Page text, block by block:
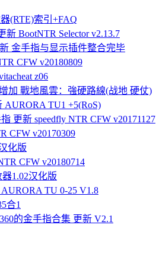
(RTE)索引+FAQ
新 BootNTR Selector v2.13.7
金手指与显示插件整合完毕
CFW v20180809
z06
加 戰地風雲：強硬路線(战地 硬仗)
AURORA TU1 +5(RoS)
更新 speedfly NTR CFW v20171127
CFW v20170309
化版
CFW v20180714
1.02汉化版
TU 0-25 V1.8
合1
的金手指合集 更新 V2.1